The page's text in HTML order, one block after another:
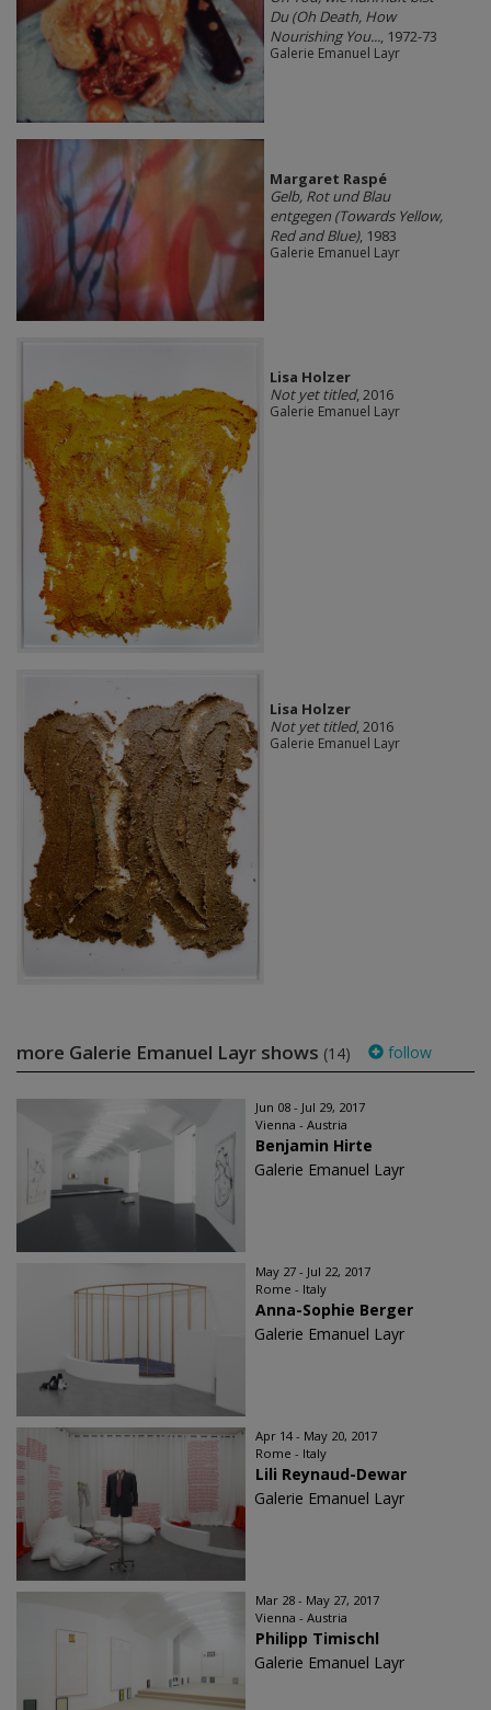
Du (Oh Death, How
Nourishing You..., 1972-73
Galerie Emanuel Layr
Margaret Raspé
Gelb, Rot und Blau
entgegen (Towards Yellow,
Red and Blue), 1983
Galerie Emanuel Layr
Lisa Holzer
Not yet titled, 2016
Galerie Emanuel Layr
Lisa Holzer
Not yet titled, 2016
Galerie Emanuel Layr
more Galerie Emanuel Layr shows (14) follow
Jun 08 - Jul 29, 2017
Vienna - Austria
Benjamin Hirte
Galerie Emanuel Layr
May 27 - Jul 22, 2017
Rome - Italy
Anna-Sophie Berger
Galerie Emanuel Layr
Apr 14 - May 20, 2017
Rome - Italy
Lili Reynaud-Dewar
Galerie Emanuel Layr
Mar 28 - May 27, 2017
Vienna - Austria
Philipp Timischl
Galerie Emanuel Layr